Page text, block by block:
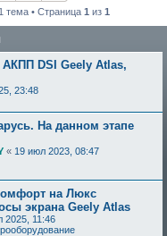
тема • Страница 1 из 1
АКПП DSI Geely Atlas,
23:48
На данном этапе
« 19 июл 2023, 08:47
на Люкс
экрана Geely Atlas
2025, 11:46